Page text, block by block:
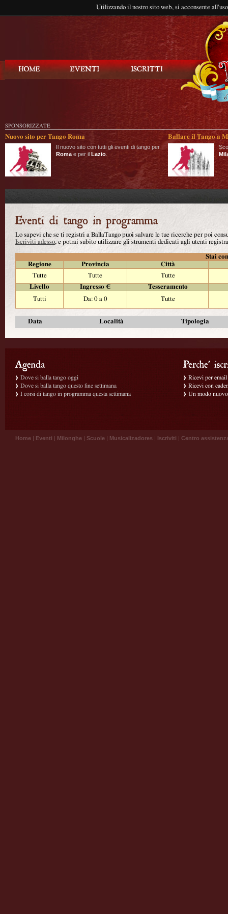
Utilizzando il nostro sito web, si acconsente
SPONSORIZZATE
Nuovo sito per Tango Roma
Il nuovo sito con tutti gli eventi di tango per
Roma e per il Lazio
Ballare il Tango a
Lo sapevi che se ti registri a BallaTango puoi salvare le tue ricerche per poi
Iscriviti adesso, e potrai subito utilizzare gli strumenti dedicati agli utenti
Stai
Regione
Provincia
Città
Tutte
Tutte
Tutte
Livello
Ingresso €
Tesseramento
Tutti
Da: 0 a 0 Tutte
Data Località Tipologia
Dove si balla tango oggi
Dove si balla tango questo fine settimana
I corsi di tango in programma questa settimana
Ricevi per
Ricevi con
Un modo
Home | Eventi | Milonghe | Scuole | Musicalizadores | Iscriviti | Centro